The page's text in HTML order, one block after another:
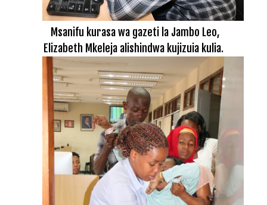
Msanifu kurasa wa gazeti la Jambo Leo,
Elizabeth Mkeleja alishindwa kujizuia kulia.